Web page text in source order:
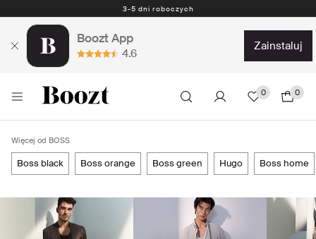
Darmowe zwroty - 30 dni Darmowe zwroty z przedpłaconą etykietą
Boozt App
4.6
zainstaluj
0 0
Więcej od BOSS
boss black boss orange boss green hugo boss home